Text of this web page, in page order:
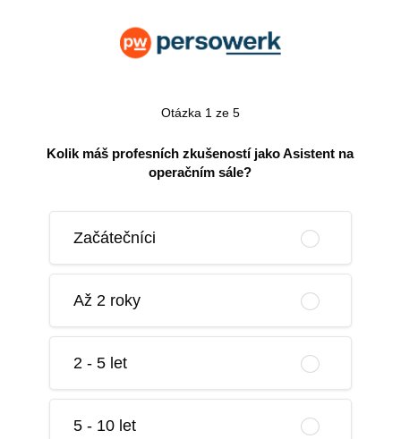
Otázka 1 ze 5
Kolik máš profesních zkušeností jako Asistent na
operačním sále?
Začátečníci
Až 2 roky
2 - 5 let
5 - 10 let